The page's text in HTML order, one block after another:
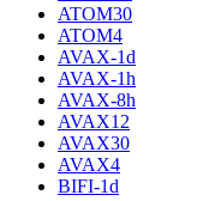
ATOM30
ATOM4
AVAX-1d
AVAX-1h
AVAX-8h
AVAX12
AVAX30
AVAX4
BIFI-1d